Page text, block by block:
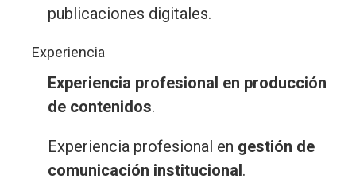
publicaciones digitales.
Experiencia
Experiencia profesional en producción
de contenidos.
Experiencia profesional en gestión de
comunicación institucional.